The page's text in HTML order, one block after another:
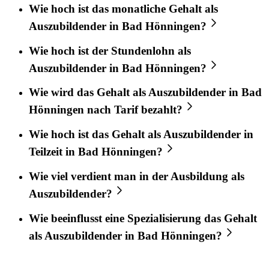
Wie hoch ist das monatliche Gehalt als
Auszubildender in Bad Hönningen?
Wie hoch ist der Stundenlohn als
Auszubildender in Bad Hönningen?
Wie wird das Gehalt als Auszubildender in Bad
Hönningen nach Tarif bezahlt?
Wie hoch ist das Gehalt als Auszubildender in
Teilzeit in Bad Hönningen?
Wie viel verdient man in der Ausbildung als
Auszubildender?
Wie beeinflusst eine Spezialisierung das Gehalt
als Auszubildender in Bad Hönningen?